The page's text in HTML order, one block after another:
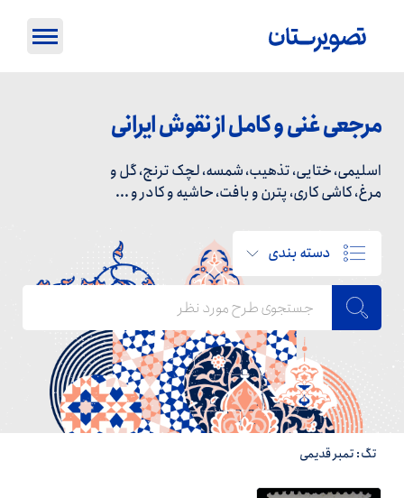
مرجعی غنی و کامل از نقوش ایرانی
اسلیمی، ختایی، تذهیب، شمسه، لچک ترنج، گل و
مرغ، کاشی کاری، پترن و بافت، حاشیه و کادر و ...
دسته بندی
تگ: تمبر قدیمی